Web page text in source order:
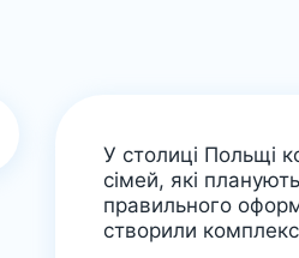
У столиці Польщі
сімей, які
правильного
створили